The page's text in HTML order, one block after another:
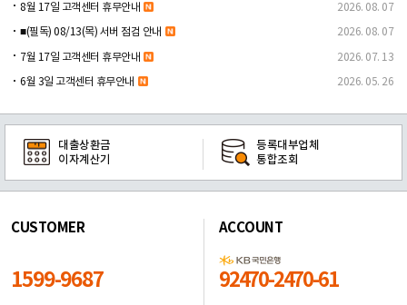
8월 17일 고객센터 휴무안내 2026. 08. 07
■(필독) 08/13(목) 서버 점검 안내 2026. 08. 07
7월 17일 고객센터 휴무안내 2026. 07. 13
6월 3일 고객센터 휴무안내 2026. 05. 26
대출상환금
이자계산기
등록대부업체
통합조회
CUSTOMER
1599-9687
ACCOUNT
92470-2470-61